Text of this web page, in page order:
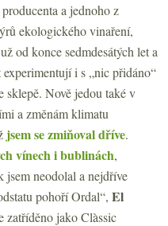
a jednoho z
ekologického vinaření,
od konce sedmdesátých let a
i s „nic přidáno“
sklepě. Nově jedou také v
a změnám klimatu
jsem se zmiňoval dříve.
vínech i bublinách,
jsem neodolal a nejdříve
pohoří Ordal“, El
zatříděno jako Clàssic